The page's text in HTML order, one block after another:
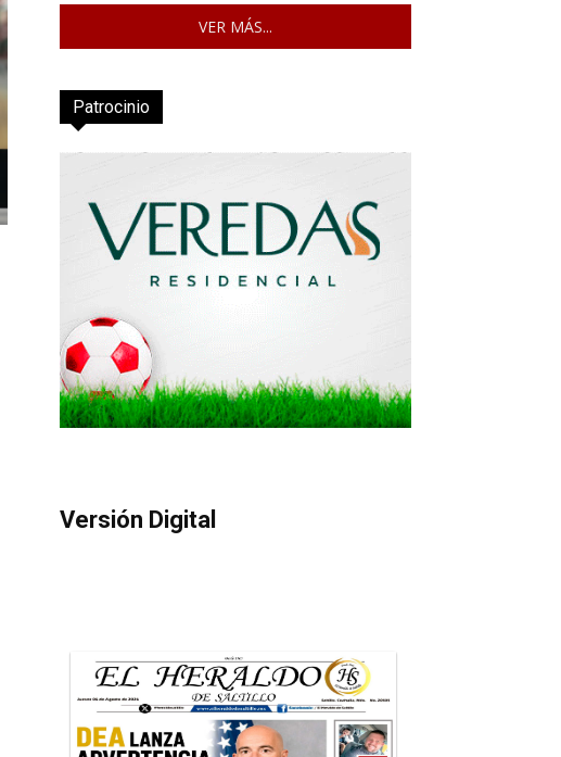
VER MÁS...
Patrocinio
Versión Digital